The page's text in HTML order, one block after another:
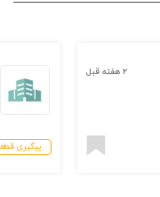
۲ هفته قبل
پیگیری